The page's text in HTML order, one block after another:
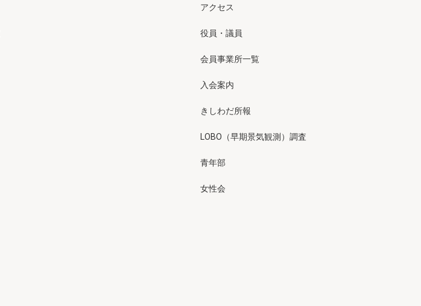
アクセス
役員・議員
会員事業所一覧
入会案内
きしわだ所報
LOBO（早期景気観測）調査
青年部
女性会